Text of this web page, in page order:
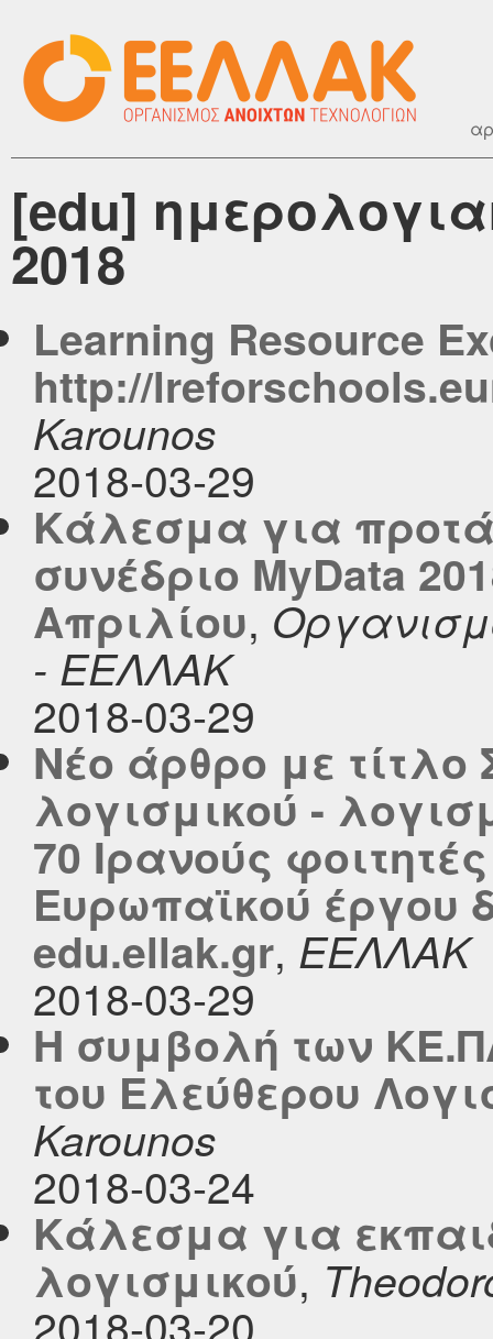
[edu]
2018
Learning Resource
http://
Karounos
2018-03-29
Κάλεσμα για
συνέδριο MyData
Απριλίου,
- ΕΕΛΛΑΚ
2018-03-29
Νέο άρθρο με τίτλο
λογισμικού -
70 Ιρανούς
Ευρωπαϊκού έργου
edu.ellak.gr, ΕΕΛΛΑΚ
2018-03-29
Η συμβολή των
του Ελεύθερου
Karounos
2018-03-24
Κάλεσμα για
λογισμικού,
2018-03-20